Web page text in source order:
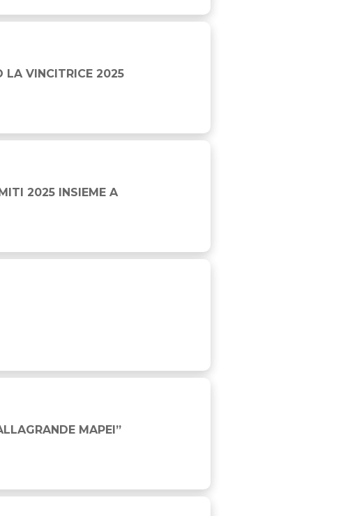
LA VINCITRICE 2025
2025 INSIEME A
RACE EUROPE
MAPEI”